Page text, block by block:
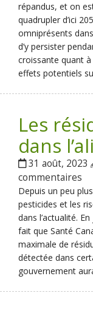
répandus, et on
quadrupler d’ici
omniprésents
d’y persister
croissante quant
effets potentiels
Les
dans
31 août, 2023
commentaires
Depuis un peu
pesticides et les
dans l’actualité.
fait que Santé
maximale de
détectée dans
gouvernement